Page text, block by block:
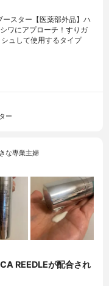
スター【医薬部外品】ハ
ワにアプローチ！すりガ
ュして使用するタイプ
ー
な専業主婦
REEDLEが配合され